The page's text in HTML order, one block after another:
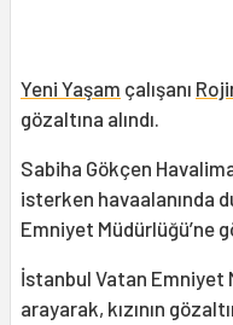
Yeni Yaşam çalışanı
gözaltına alındı.
Sabiha Gökçen
isterken havaalanında
Emniyet Müdürlüğü’ne
İstanbul Vatan Emniyet
arayarak, kızının